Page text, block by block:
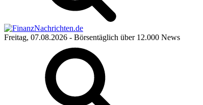
Freitag, 07.08.2026 - Börsentäglich über 12.000 News